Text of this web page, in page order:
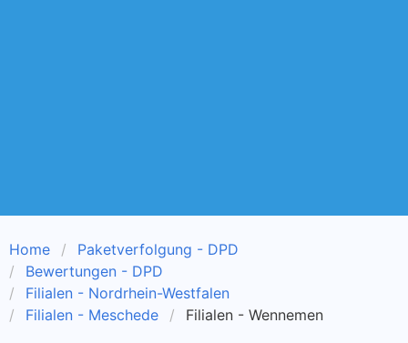
Home
Paketverfolgung - DPD
Bewertungen - DPD
Filialen - Nordrhein-Westfalen
Filialen - Meschede
Filialen - Wennemen